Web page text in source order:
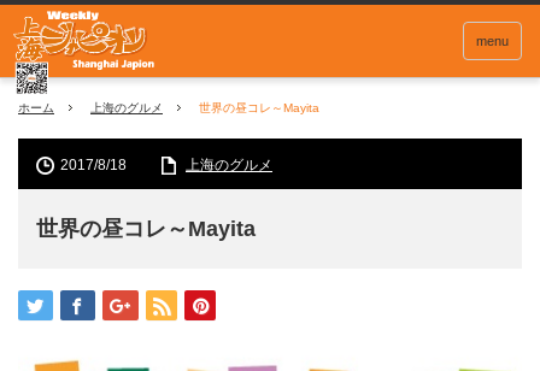
menu
ホーム 上海のグルメ 世界の昼コレ～Mayita
2017/8/18 上海のグルメ
世界の昼コレ～Mayita